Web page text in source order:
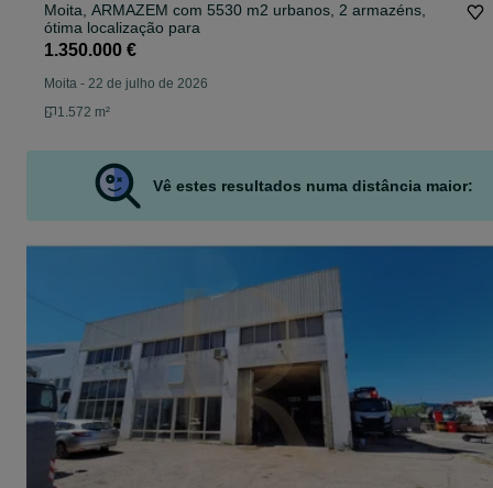
Moita, ARMAZEM com 5530 m2 urbanos, 2 armazéns,
ótima localização para
1.350.000 €
Moita - 22 de julho de 2026
1.572 m²
Vê estes resultados numa distância maior: